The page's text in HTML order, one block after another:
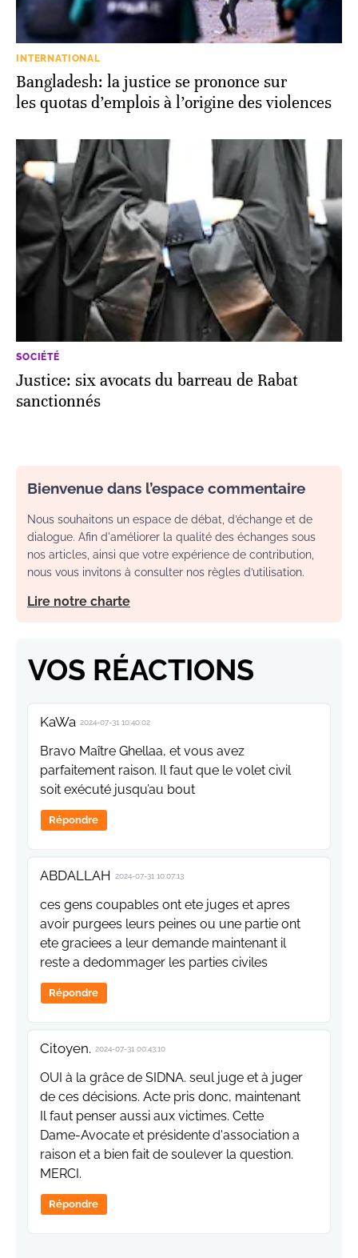
INTERNATIONAL
Bangladesh: la justice se prononce sur
les quotas d’emplois à l’origine des violences
SOCIÉTÉ
Justice: six avocats du barreau de Rabat
sanctionnés
Bienvenue dans l’espace commentaire
Nous souhaitons un espace de débat, d’échange et de
dialogue. Afin d'améliorer la qualité des échanges sous
nos articles, ainsi que votre expérience de contribution,
nous vous invitons à consulter nos règles d’utilisation.
Lire notre charte
VOS RÉACTIONS
KaWa 2024-07-31 10:40:02
Bravo Maître Ghellaa, et vous avez
parfaitement raison. Il faut que le volet civil
soit exécuté jusqu’au bout
Répondre
ABDALLAH 2024-07-31 10:07:13
ces gens coupables ont ete juges et apres
avoir purgees leurs peines ou une partie ont
ete graciees a leur demande maintenant il
reste a dedommager les parties civiles
Répondre
Citoyen. 2024-07-31 00:43:10
OUI à la grâce de SIDNA. seul juge et à juger
de ces décisions. Acte pris donc, maintenant
Il faut penser aussi aux victimes. Cette
Dame-Avocate et présidente d'association a
raison et a bien fait de soulever la question.
MERCI.
Répondre